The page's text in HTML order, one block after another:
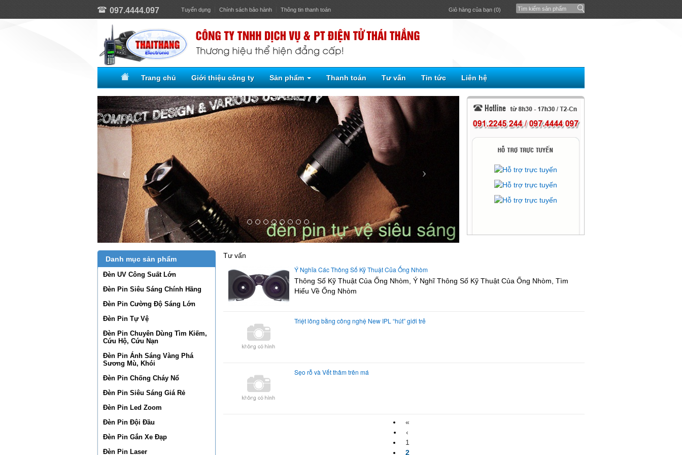
097.4444.097 Tuyển dụng Chính sách bảo hành Thông tin thanh toán Giỏ hàng của bạn (0)
Trang chủ Giới thiệu công ty Sản phẩm Thanh toán Tư vấn Tin tức Liên hệ
Danh mục sản phẩm
Đèn UV Công Suất Lớn
Đèn Pin Siêu Sáng Chính Hãng
Đèn Pin Cường Độ Sáng Lớn
Đèn Pin Tự Vệ
Đèn Pin Chuyên Dùng Tìm Kiếm,
Cứu Hộ, Cứu Nạn
Đèn Pin Ánh Sáng Vàng Phá
Sương Mù, Khói
Đèn Pin Chống Cháy Nổ
Đèn Pin Siêu Sáng Giá Rẻ
Đèn Pin Led Zoom
Đèn Pin Đội Đầu
Đèn Pin Gắn Xe Đạp
Đèn Pin Laser
Tư vấn
Ý Nghĩa Các Thông Số Kỹ Thuật Của Ống Nhòm
Thông Số Kỹ Thuật Của Ống Nhòm, Ý Nghĩ Thông Số Kỹ Thuật Của Ống Nhòm, Tìm
Hiểu Về Ống Nhòm
Triệt lông bằng công nghệ New IPL “hút” giới trẻ
Sẹo rỗ và Vết thâm trên má
«
‹
1
2